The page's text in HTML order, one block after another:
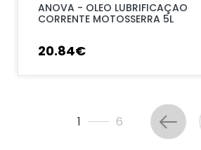
ANOVA - OLEO LUBRIFICAÇAO
CORRENTE MOTOSSERRA 5L
20.84€
1 6